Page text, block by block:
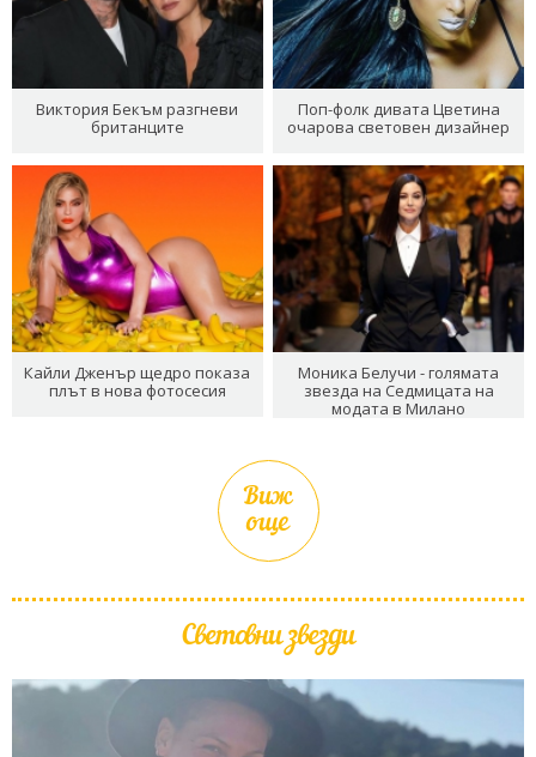
Виктория Бекъм разгневи
британците
Поп-фолк дивата Цветина
очарова световен дизайнер
Кайли Дженър щедро показа
плът в нова фотосесия
Моника Белучи - голямата
звезда на Седмицата на
модата в Милано
Виж
още
Световни звезди